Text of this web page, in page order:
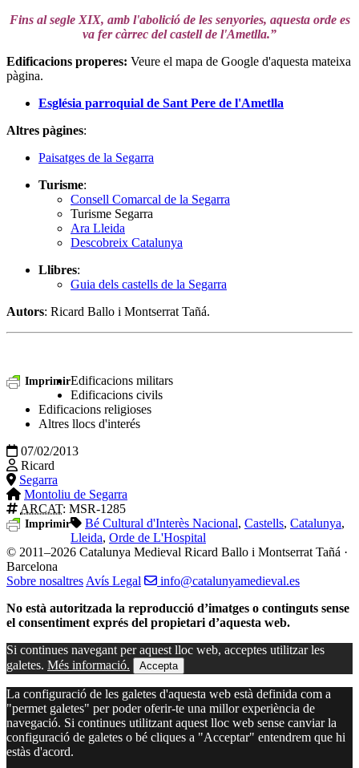
Fins al segle XIX, amb l'abolició de les senyories, aquesta orde es
va fer càrrec del castell de l'Ametlla.”
Edificacions properes: Veure el mapa de Google d'aquesta mateixa
pàgina.
Església parroquial de Sant Pere de l'Ametlla
Altres pàgines:
Paisatges de la Segarra
Turisme:
Consell Comarcal de la Segarra
Turisme Segarra
Ara Lleida
Descobreix Catalunya
Llibres:
Guia dels castells de la Segarra
Autors: Ricard Ballo i Montserrat Tañá.
ImprimirEdificacions militars
Edificacions civils
Edificacions religioses
Altres llocs d'interés
07/02/2013
Ricard
Segarra
Montoliu de Segarra
ARCAT: MSR-1285
Imprimir Bé Cultural d'Interès Nacional, Castells, Catalunya,
Lleida, Orde de L'Hospital
© 2011–2026 Catalunya Medieval Ricard Ballo i Montserrat Tañá ·
Barcelona
Sobre nosaltres Avís Legal
info@catalunyamedieval.es
No està autoritzada la reproducció d’imatges o continguts sense
el consentiment exprés del propietari d’aquesta web.
Si continues navegant per aquest lloc web, acceptes utilitzar les
galetes. Més informació. Accepta
La configuració de les galetes d'aquesta web està definida com a
"permet galetes" per poder oferir-te una millor experiència de
navegació. Si continues utilitzant aquest lloc web sense canviar la
configuració de galetes o bé cliques a "Acceptar" entendrem que hi
estàs d'acord.